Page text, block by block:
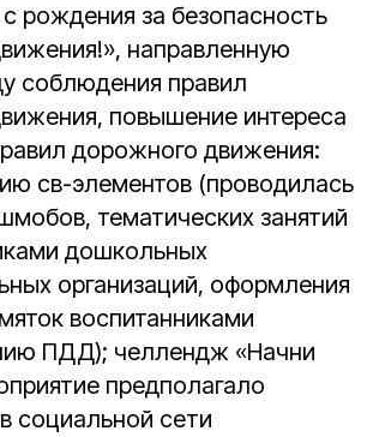
рождения за безопасность
направленную
соблюдения правил
повышение интереса
дорожного движения:
св-элементов (проводилась
тематических занятий
дошкольных
организаций, оформления
воспитанниками
ПДД); челлендж «Начни
предполагало
социальной сети